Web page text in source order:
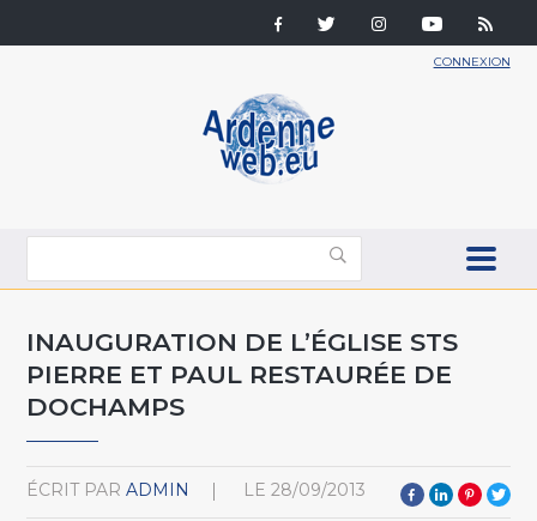
CONNEXION
INAUGURATION DE L’ÉGLISE STS
PIERRE ET PAUL RESTAURÉE DE
DOCHAMPS
ÉCRIT PAR ADMIN LE 28/09/2013